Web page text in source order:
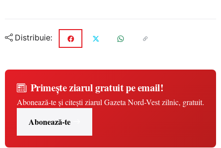
Distribuie:
Primește ziarul gratuit pe email!
Abonează-te și citești ziarul Gazeta Nord-Vest zilnic, gratuit.
Abonează-te